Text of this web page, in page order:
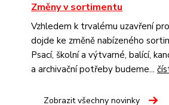
Změny v sortimentu
Vzhledem k trvalému uzavření
dojde ke změně nabízeného
Psací, školní a výtvarné, balící,
a archivační potřeby budeme...
Zobrazit všechny novinky